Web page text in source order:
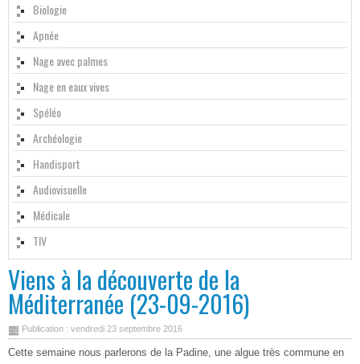
Biologie
Apnée
Nage avec palmes
Nage en eaux vives
Spéléo
Archéologie
Handisport
Audiovisuelle
Médicale
TIV
Viens à la découverte de la
Méditerranée (23-09-2016)
Publication : vendredi 23 septembre 2016
Cette semaine nous parlerons de la Padine, une algue très commune en